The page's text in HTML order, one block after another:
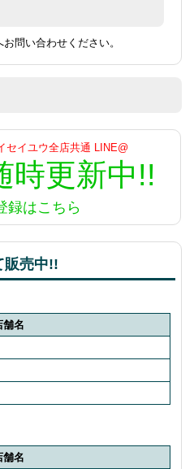
問い合わせください。
時更新中!!
録はこちら
販売中!!
舗名
舗名